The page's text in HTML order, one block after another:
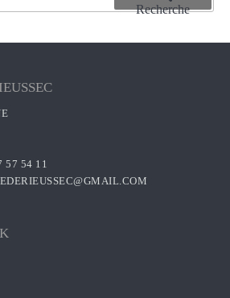
Recherche
57 54 11